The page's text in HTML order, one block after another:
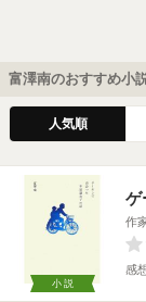
富澤南のおすすめ小
人気順
小説
ゲ
作
感